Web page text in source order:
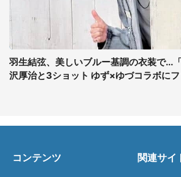
羽生結弦、美しいブルー基調の衣装で...
沢厚治と3ショット ゆず×ゆづコラボに
コンテンツ 関連サイ